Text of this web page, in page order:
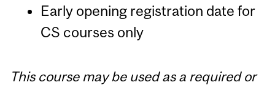
Early opening registration date for
CS courses only
This course may be used as a required or